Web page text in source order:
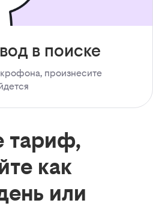
в поиске
произнесите
тариф,
как
или